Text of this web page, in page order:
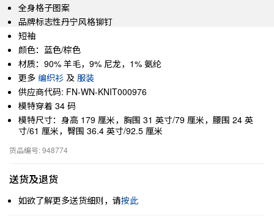
全身格子图案
品牌标志性丹宁风格铆钉
短袖
颜色：蓝色/棕色
材质：90% 羊毛，9% 尼龙，1% 氨纶
更多 编织衫 及 服装
供应商代码: FN-WN-KNIT000976
模特穿着 34 码
模特尺寸：身高 179 厘米，胸围 31 英寸/79 厘米，腰围 24 英
寸/61 厘米，臀围 36.4 英寸/92.5 厘米
货品编号: 948774
送货及退货
如欲了解更多送货细则，请按此